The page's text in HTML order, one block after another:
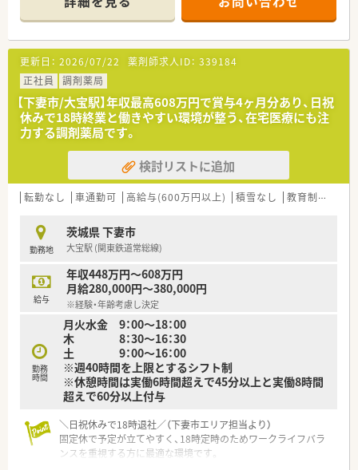
■騰波ノ江駅から車で4分の好立地にあり、小児科や外科などの
幅広い処方箋を応需する調剤薬局です。
■1日あたり50枚から60枚の処方箋を応需し、1200品目の医薬
品を取り扱うため多様な症例を学べます。
■外来の処方箋調剤に加えて居宅への在宅医療にも注力し、地域
に密着した医療サービスの提供を行っています。
【法人特徴について】
■関東エリアに6店舗を展開し、調剤事業だけでなく介護支援事
業にも積極的に取り組む安定した法人です。
■福祉用具の専門資格やケアマネジャーの資格を取得するスタ
ッフも在籍し、介護分野に強いのが特徴です。
■学ぶことへの支援を惜しまず、メーカー主催の勉強会や定期的
なカンファレンスを通じて医療の質を高めます。
【こんな方が活躍中】
■ワークライフバランスを大切にしながら、日曜日の固定休みを
活用して無理なく働き続ける方が活躍中です。
■小児科の処方箋を通じてご家族の不安に寄り添い、丁寧な服薬
指導で地域住民から信頼される薬剤師が活躍しています。
■介護分野にも興味を持ち、多職種と連携しながら在宅医療の現
場で専門性を発揮したい薬剤師が活躍しています。
【やりがい/おすすめポイント】
■小児科や外科など幅広い処方箋と1200品目の医薬品を取り扱
うため、薬剤師としてのスキルアップに最適です。
■外来調剤だけでなく居宅での在宅医療にも関わることができ、
患者様からの感謝の言葉を直接受け取れます。
の業務への高いモチベーションを維持してくれます。
更新日： 2026/07/22 薬剤師求人ID： 339184
正社員
調剤薬局
【下妻市/大宝駅】年収最高608万円で賞与4ヶ月分あり、日祝
休みで18時終業と働きやすい環境が整う、在宅医療にも注
力する調剤薬局です。
検討リストに追加
転勤なし 車通勤可 高給与(600万円以上) 積雪なし 教育制度あり
勤務地
茨城県 下妻市
大宝駅 (関東鉄道常総線)
給与
年収448万円～608万円
月給280,000円～380,000円
※経験・年齢考慮し決定
勤務
時間
月火水金 9：00～18：00
木 8：30～16：30
土 9：00～16：00
※週40時間を上限とするシフト制
※休憩時間は実働6時間超えで45分以上と実働8時間
超えで60分以上付与
＼日祝休みで18時退社／（下妻市エリア担当より）
固定休で予定が立てやすく、18時定時のためワークライフバラ
ンスを重視する方に最適な環境です。